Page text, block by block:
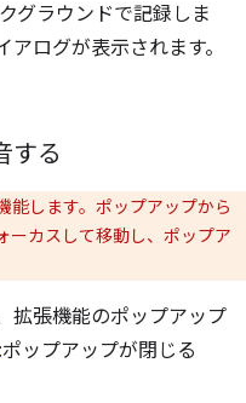
グラウンドで記録しま
ログが表示されます。
する
能します。ポップアップから
ーカスして移動し、ポップア
拡張機能のポップアップ
:ポップアップが閉じる